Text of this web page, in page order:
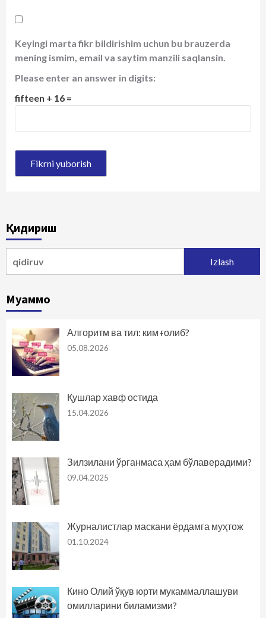
Keyingi marta fikr bildirishim uchun bu brauzerda
mening ismim, email va saytim manzili saqlansin.
Please enter an answer in digits:
fifteen + 16 =
Қидириш
Муаммо
Алгоритм ва тил: ким ғолиб?
05.08.2026
Қушлар хавф остида
15.04.2026
Зилзилани ўрганмаса ҳам бўлаверадими?
09.04.2025
Журналистлар маскани ёрдамга муҳтож
01.10.2024
Кино Олий ўқув юрти мукаммаллашуви
омилларини биламизми?